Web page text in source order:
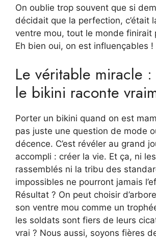
On oublie trop souvent que si
décidait que la perfection, c’était
ventre mou, tout le monde finirait
Eh bien oui, on est influençables !
Le véritable miracle
le bikini raconte
Porter un bikini quand on est
pas juste une question de mode
décence. C’est révéler au grand
accompli : créer la vie. Et ça, ni
rassemblés ni la tribu des
impossibles ne pourront jamais
Résultat ? On peut choisir
son ventre mou comme un
les soldats sont fiers de leurs
vrai ? Nous aussi, soyons fières